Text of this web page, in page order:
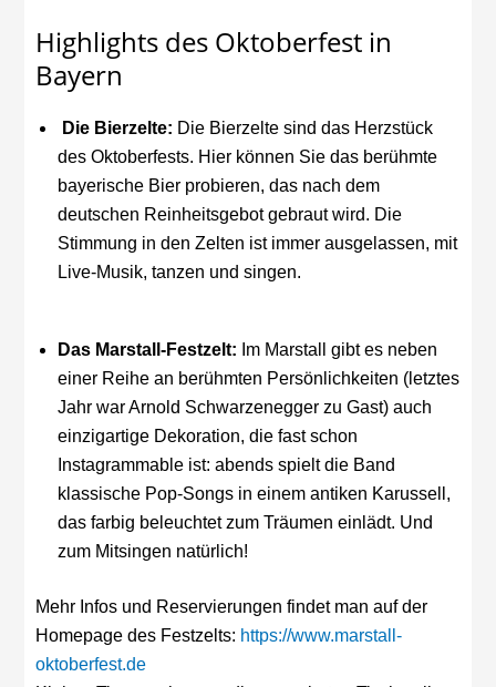
Highlights des Oktoberfest in
Bayern
Die Bierzelte: Die Bierzelte sind das Herzstück
des Oktoberfests. Hier können Sie das berühmte
bayerische Bier probieren, das nach dem
deutschen Reinheitsgebot gebraut wird. Die
Stimmung in den Zelten ist immer ausgelassen, mit
Live-Musik, tanzen und singen.
Das Marstall-Festzelt: Im Marstall gibt es neben
einer Reihe an berühmten Persönlichkeiten (letztes
Jahr war Arnold Schwarzenegger zu Gast) auch
einzigartige Dekoration, die fast schon
Instagrammable ist: abends spielt die Band
klassische Pop-Songs in einem antiken Karussell,
das farbig beleuchtet zum Träumen einlädt. Und
zum Mitsingen natürlich!
Mehr Infos und Reservierungen findet man auf der
Homepage des Festzelts: https://www.marstall-
oktoberfest.de